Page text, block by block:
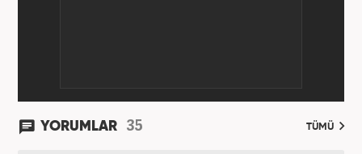
YORUMLAR 35 TÜMÜ